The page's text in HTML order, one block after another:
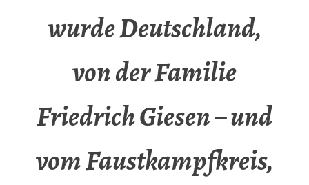
wurde Deutschland,
von der Familie
Friedrich Giesen – und
vom Faustkampfkreis,